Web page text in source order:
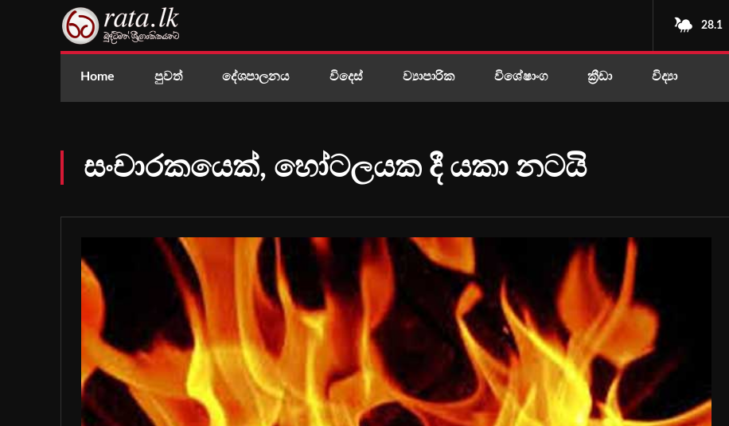
28.1
Home පුවත් දේශපාලනය විදෙස් ව්‍යාපාරික විශේෂාංග ක්‍රීඩා විද්‍යා
සංචාරකයෙක්, හෝටලයක දී යකා නටයි